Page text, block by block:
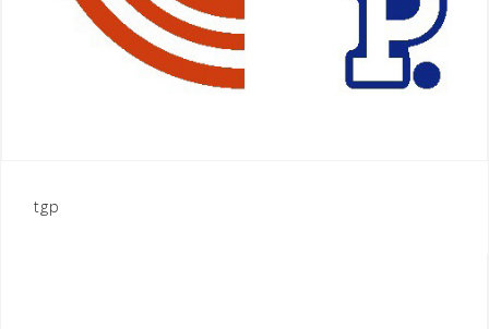
投
tgp